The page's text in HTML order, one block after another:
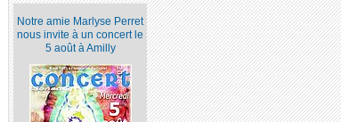
Notre amie Marlyse Perret
nous invite à un concert le
5 août à Amilly